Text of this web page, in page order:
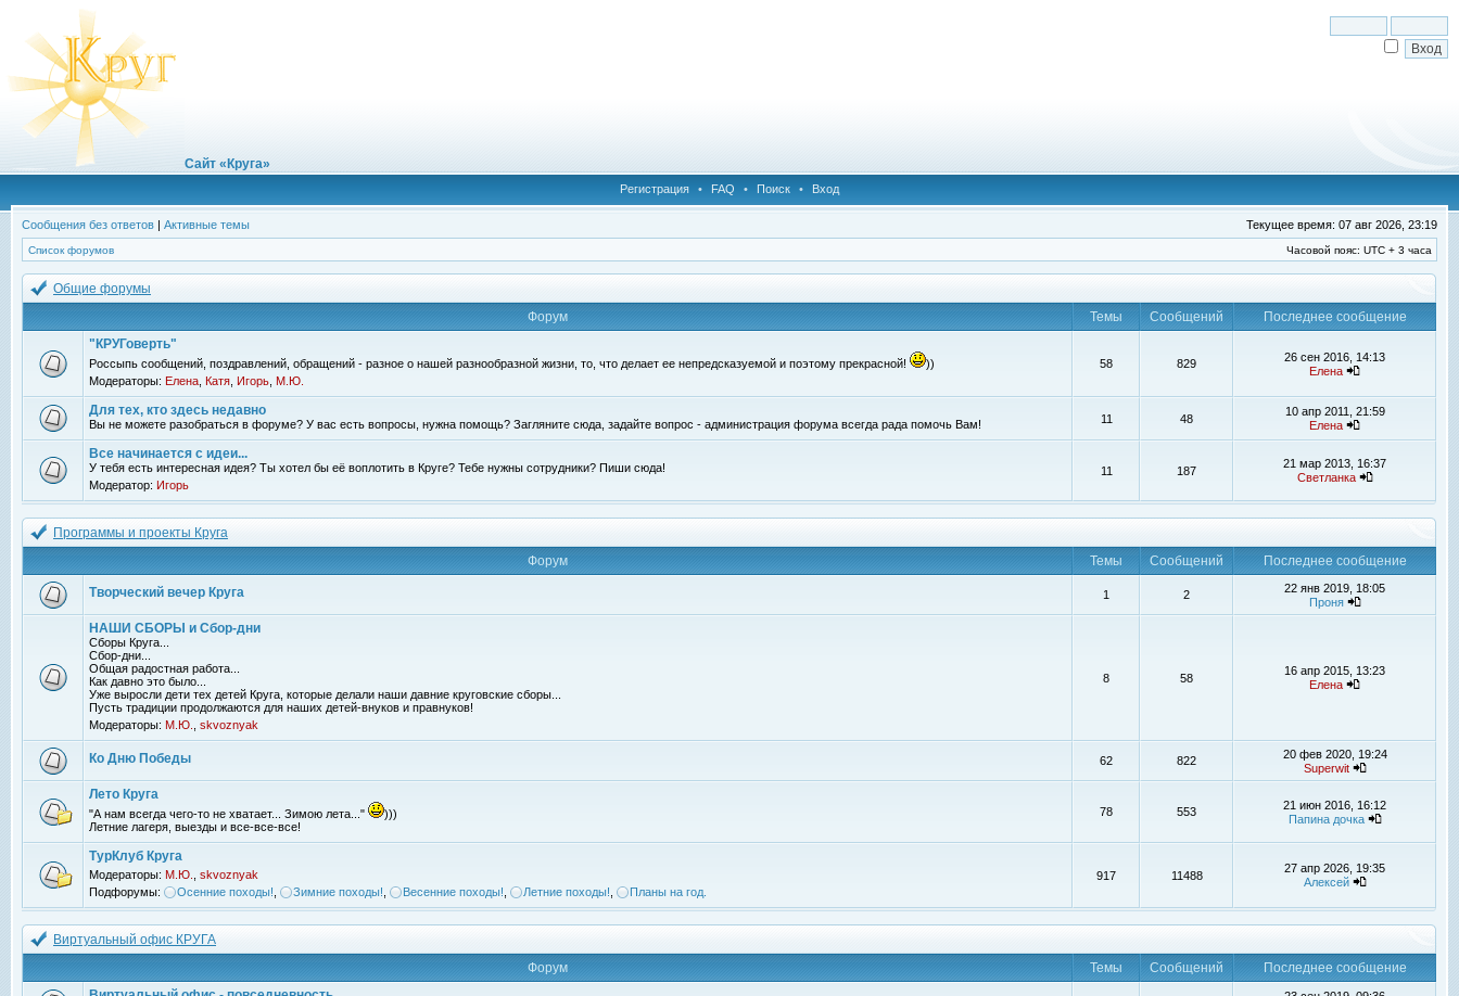
Сайт «Круга»
Регистрация • FAQ • Поиск • Вход
Сообщения без ответов | Активные темы Текущее время: 07 авг 2026, 23:19
Список форумов Часовой пояс: UTC + 3 часа
Общие форумы
Форум
Темы Сообщений
Последнее сообщение
"КРУГоверть"
Россыпь сообщений, поздравлений, обращений - разное о нашей разнообразной жизни, то, что делает ее непредсказуемой и поэтому прекрасной!
))
Модераторы: Елена Катя Игорь М.Ю.
58 829
26 сен 2016, 14:13
Елена
Для тех, кто здесь недавно
Вы не можете разобраться в форуме? У вас есть вопросы, нужна помощь? Загляните сюда, задайте вопрос - администрация форума всегда рада помочь Вам! 11 48
10 апр 2011, 21:59
Елена
Все начинается с идеи...
У тебя есть интересная идея? Ты хотел бы её воплотить в Круге? Тебе нужны сотрудники? Пиши сюда!
Модератор: Игорь
11 187
21 мар 2013, 16:37
Светланка
Программы и проекты Круга
Форум
Темы Сообщений Последнее сообщение
Творческий вечер Круга 1 2
22 янв 2019, 18:05
Проня
НАШИ СБОРЫ и Сбор-дни
Сборы Круга...
Сбор-дни...
Общая радостная работа...
Как давно это было...
Уже выросли дети тех детей Круга, которые делали наши давние круговские сборы...
Пусть традиции продолжаются для наших детей-внуков и правнуков!
Модераторы: М.Ю. skvoznyak
8 58
16 апр 2015, 13:23
Елена
Ко Дню Победы 62 822
20 фев 2020, 19:24
Superwit
Лето Круга
"А нам всегда чего-то не хватает... Зимою лета..."
)))
Летние лагеря, выезды и все-все-все!
78 553
21 июн 2016, 16:12
Папина дочка
ТурКлуб Круга
Модераторы: М.Ю.
skvoznyak
Подфорумы:
Осенние походы! Зимние походы! Весенние походы! Летние походы! Планы на год.
917 11488
27 апр 2026, 19:35
Алексей
Виртуальный офис КРУГА
Форум
Темы Сообщений
Последнее сообщение